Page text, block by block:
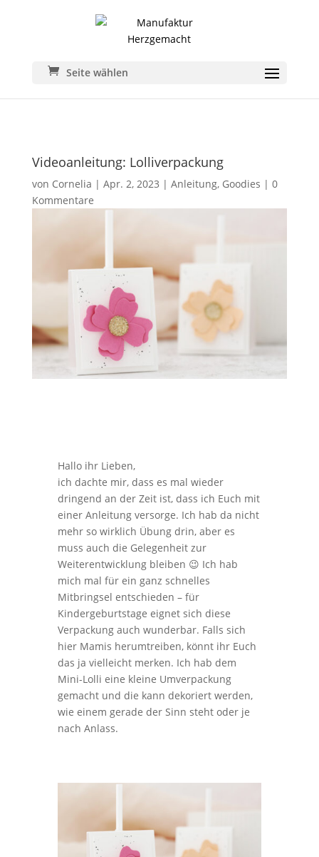
Seite wählen
Videoanleitung: Lolliverpackung
von Cornelia | Apr. 2, 2023 | Anleitung, Goodies | 0
Kommentare
Hallo ihr Lieben,
ich dachte mir, dass es mal wieder
dringend an der Zeit ist, dass ich Euch mit
einer Anleitung versorge. Ich hab da nicht
mehr so wirklich Übung drin, aber es
muss auch die Gelegenheit zur
Weiterentwicklung bleiben 😉 Ich hab
mich mal für ein ganz schnelles
Mitbringsel entschieden – für
Kindergeburtstage eignet sich diese
Verpackung auch wunderbar. Falls sich
hier Mamis herumtreiben, könnt ihr Euch
das ja vielleicht merken. Ich hab dem
Mini-Lolli eine kleine Umverpackung
gemacht und die kann dekoriert werden,
wie einem gerade der Sinn steht oder je
nach Anlass.